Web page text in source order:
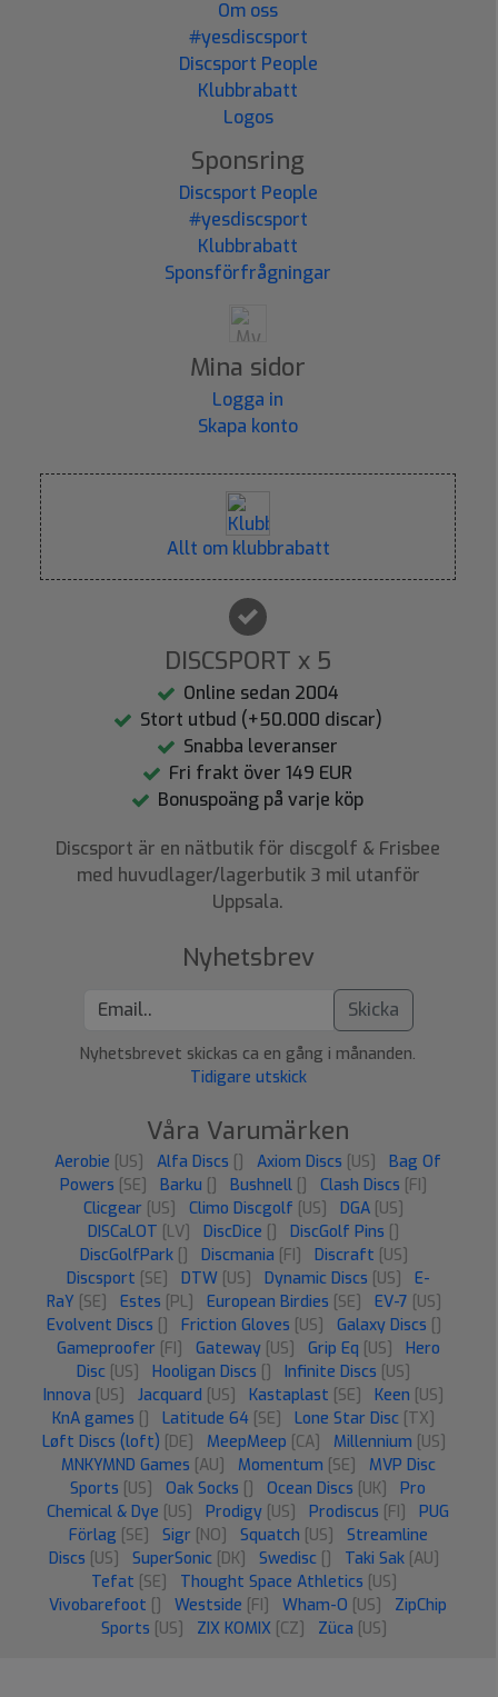
Om oss
#yesdiscsport
Discsport People
Klubbrabatt
Logos
Sponsring
Discsport People
#yesdiscsport
Klubbrabatt
Sponsförfrågningar
Mina sidor
Logga in
Skapa konto
Allt om klubbrabatt
DISCSPORT x 5
Online sedan 2004
Stort utbud (+50.000 discar)
Snabba leveranser
Fri frakt över 149 EUR
Bonuspoäng på varje köp
Discsport är en nätbutik för discgolf & Frisbee
med huvudlager/lagerbutik 3 mil utanför
Uppsala.
Nyhetsbrev
Skicka
Nyhetsbrevet skickas ca en gång i månanden.
Tidigare utskick
Våra Varumärken
Aerobie [US] Alfa Discs [] Axiom Discs [US]
Bag Of
Powers [SE] Barku [] Bushnell [] Clash Discs [FI]
Clicgear [US] Climo Discgolf [US] DGA [US]
DISCaLOT [LV] DiscDice [] DiscGolf Pins []
DiscGolfPark [] Discmania [FI] Discraft [US]
Discsport [SE] DTW [US] Dynamic Discs [US]
E-
RaY [SE] Estes [PL] European Birdies [SE] EV-7 [US]
Evolvent Discs [] Friction Gloves [US] Galaxy Discs []
Gameproofer [FI] Gateway [US] Grip Eq [US]
Hero
Disc [US] Hooligan Discs [] Infinite Discs [US]
Innova [US] Jacquard [US] Kastaplast [SE] Keen [US]
KnA games [] Latitude 64 [SE] Lone Star Disc [TX]
Løft Discs (loft) [DE] MeepMeep [CA] Millennium [US]
MNKYMND Games [AU] Momentum [SE]
MVP Disc
Sports [US] Oak Socks [] Ocean Discs [UK]
Pro
Chemical & Dye [US] Prodigy [US] Prodiscus [FI]
PUG
Förlag [SE] Sigr [NO] Squatch [US]
Streamline
Discs [US] SuperSonic [DK] Swedisc [] Taki Sak [AU]
Tefat [SE] Thought Space Athletics [US]
Vivobarefoot [] Westside [FI] Wham-O [US]
ZipChip
Sports [US] ZIX KOMIX [CZ] Züca [US]